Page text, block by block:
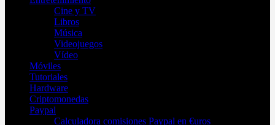
Cine y TV
Libros
Música
Videojuegos
Vídeo
Móviles
Tutoriales
Hardware
Criptomonedas
Paypal
Calculadora comisiones Paypal en €uros